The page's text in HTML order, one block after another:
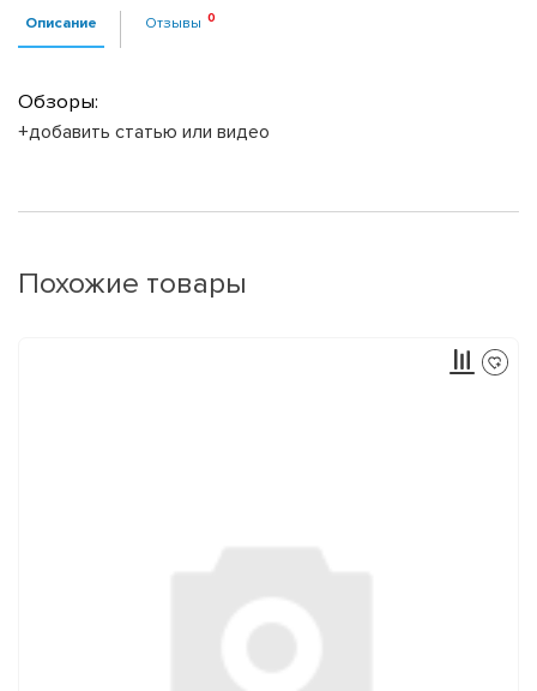
Описание Отзывы
Обзоры:
+добавить статью или видео
Похожие товары